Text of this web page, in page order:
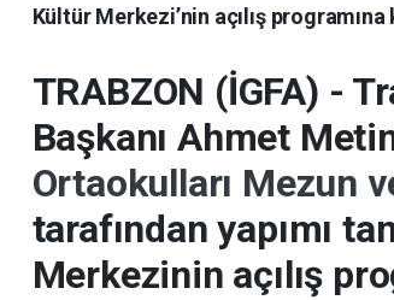
Kültür Merkezi’nin açılış programına
TRABZON (İGFA) -
Başkanı Ahmet
Ortaokulları Mezun
tarafından yapımı
Merkezinin açılış